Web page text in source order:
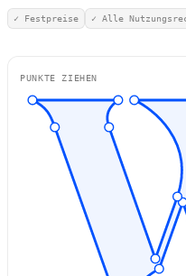
✓ Festpreise ✓ Alle
PUNKTE ZIEHEN